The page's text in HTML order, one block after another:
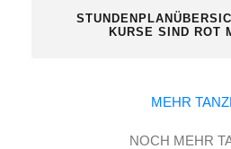
KURSE SIND ROT
MEHR
NOCH MEHR